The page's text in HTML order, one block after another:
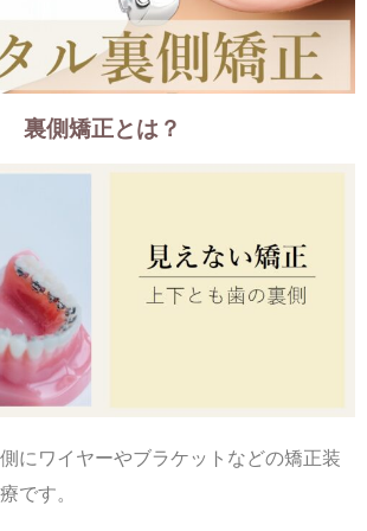
裏側矯正とは？
にワイヤーやブラケットなどの矯正装
です。